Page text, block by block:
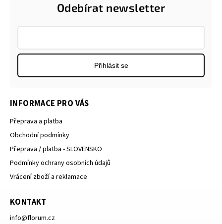
Odebírat newsletter
Přihlásit se
INFORMACE PRO VÁS
Přeprava a platba
Obchodní podmínky
Přeprava / platba - SLOVENSKO
Podmínky ochrany osobních údajů
Vrácení zboží a reklamace
KONTAKT
info@florum.cz